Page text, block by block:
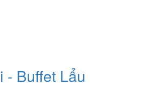
- Buffet Lẩu